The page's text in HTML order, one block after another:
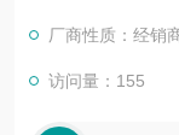
厂商性质：经销
访问量：155